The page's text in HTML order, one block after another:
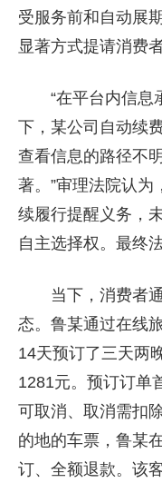
受服务前和自动展
显著方式提请消费
“在平台内信息
下，某公司自动续
查看信息的路径不
著。”审理法院认
续履行提醒义务，
自主选择权。最终
当下，消费者通
态。鲁某通过在线
14天预订了三天两
1281元。预订订单
可取消、取消需扣
的地的车票，鲁某
订、全额退款。该